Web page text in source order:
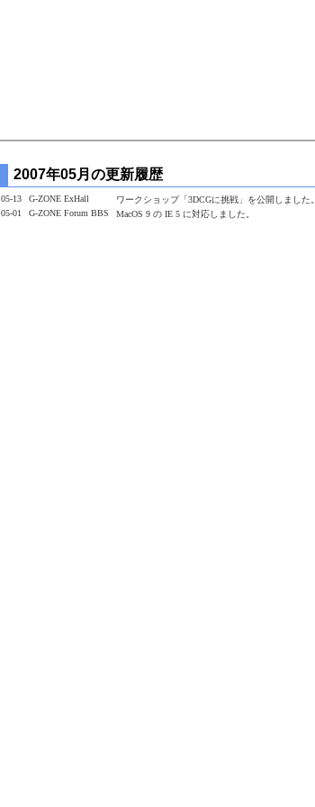
2007年05月の更新履歴
05-13 G-ZONE ExHall
ワークショップ「3DCGに挑戦」を公開しました。
05-01
G-ZONE Forum BBS MacOS 9 の IE 5 に対応しました。